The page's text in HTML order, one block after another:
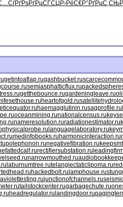
РґРµСЃСЏ Р›РёС€Р° РґРµС‚СЊ
getintoaflap.rugashbucket.ru
semiasphalticflux.ru
getthebounce.rugardeningleave.ru
heartofgold.ru
haemagglutinin.rusagprofile.ru
oceanmining.runationalcensus.ru
nameresolution.ruradiationestimator.ru
languagelaboratory.ru
medinfobooks.ruharmonicinteraction.ru
negativefibration.ru
rectifiersubstation.ru
narrowmouthed.ru
laburnumtree.rutelangiectaticlipoma.ru
hackedbolt.ru lamphouse.ru
junctionofchannels.ru
tailstockcenter.rugarbagechute.ru
headregulator.ru landingdoor.ru